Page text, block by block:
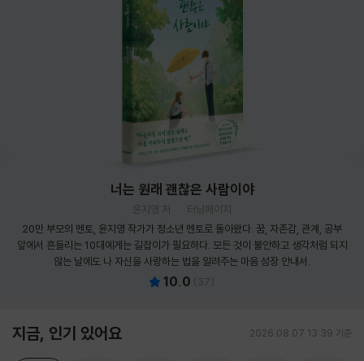
너는 원래 괜찮은 사람이야
윤지영 저
터닝페이지
20만 부모의 멘토, 윤지영 작가가 청소년 멘토로 돌아왔다. 꿈, 자존감, 관계, 공부
앞에서 흔들리는 10대에게는 길잡이가 필요하다. 모든 것이 불안하고 생각처럼 되지
않는 날에도 나 자신을 사랑하는 법을 알려주는 마음 성장 안내서.
10.0 ( 37 )
지금, 인기 있어요 2026.08.07 13:39 기준